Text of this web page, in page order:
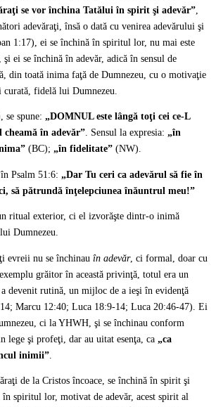
se vor închina Tatălui în spirit şi adevăr”
adevăraţi, însă o dată cu venirea adevărului şi
1:17), ei se închină în spiritul lor, nu mai este
ei se închină în adevăr, adică în sensul de
din toată inima faţă de Dumnezeu, cu o motivaţie
fidelă lui Dumnezeu.
se spune: „DOMNUL este lângă toţi cei ce-L
cheamă în adevăr”. Sensul la expresia: „în
(BC); „în fidelitate” (NW).
Psalm 51:6: „Dar Tu ceri ca adevărul să fie în
să pătrundă înţelepciunea înăuntrul meu!”
ritual exterior, ci el izvorăşte dintr-o inimă
Dumnezeu.
evreii nu se închinau în adevăr, ci formal, doar cu
grăitor în această privinţă, totul era un
devenit rutină, un mijloc de a ieşi în evidenţă
Marcu 12:40; Luca 18:9-14; Luca 20:46-47). Ei
ci la YHWH, şi se închinau conform
lege şi profeţi, dar au uitat esenţa, ca „ca
inimii”
de la Cristos încoace, se închină în spirit şi
în spiritul lor, motivat de adevăr, acest spirit al